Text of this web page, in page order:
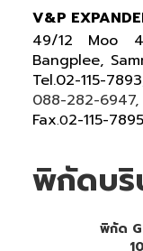
V&P
49/12 Moo 4
Bangplee,
Tel.02-115-
088-282-
Fax.02-115-7895
พิกัดบ
พิกัด